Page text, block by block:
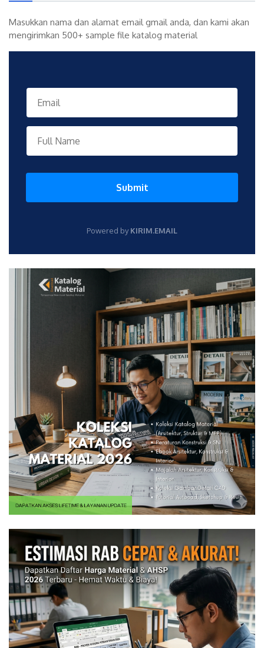
Masukkan nama dan alamat email gmail anda, dan kami akan
mengirimkan 500+ sample file katalog material
Submit
Powered byKIRIM.EMAIL